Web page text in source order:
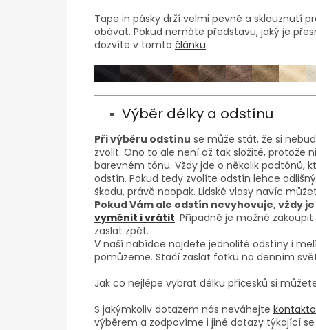
Tape in pásky drží velmi pevně a sklouznutí
obávat. Pokud nemáte představu, jaký je
dozvíte v tomto článku.
Výběr délky a odstínu
Při výběru odstínu se může stát, že si
zvolit. Ono to ale není až tak složité, protože
barevném tónu. Vždy jde o několik podtónů,
odstín. Pokud tedy zvolíte odstín lehce
škodu, právě naopak. Lidské vlasy navíc
Pokud Vám ale odstín nevyhovuje, vždy
vyměnit i vrátit. Případně je možné
zaslat zpět.
V naší nabídce najdete jednolité odstíny i
pomůžeme. Stačí zaslat fotku na denním
Jak co nejlépe vybrat délku příčesků si
S jakýmkoliv dotazem nás neváhejte
výběrem a zodpovíme i jiné dotazy týkající